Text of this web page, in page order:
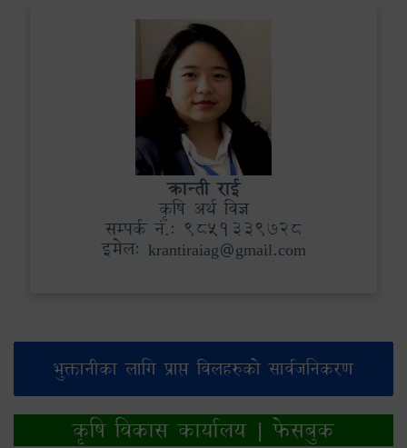
क्रान्ती राई
कृषि अर्थ विज्ञ
सम्पर्क नं.: 9851339728
इमेल: krantiraiag@gmail.com
भुक्तानीका लागि प्राप्त विलहरुको सार्वजनिकरण
कृषि विकास कार्यालय | फेसबुक